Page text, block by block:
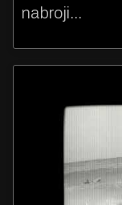
nabroji...